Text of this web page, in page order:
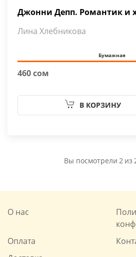
Джонни Депп. Романтик и
Лина Хлебникова
Бумажная
460 сом
В КОРЗИНУ
Вы посмотрели 2 из
О нас
Оплата